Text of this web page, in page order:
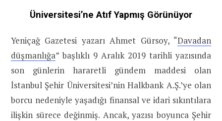
Üniversitesi’ne Atıf Yapmış Görünüyor
Yeniçağ Gazetesi yazarı Ahmet Gürsoy, “Davadan
düşmanlığa” başlıklı 9 Aralık 2019 tarihli yazısında
son günlerin hararetli gündem maddesi olan
İstanbul Şehir Üniversitesi’nin Halkbank A.Ş.’ye olan
borcu nedeniyle yaşadığı finansal ve idari sıkıntılara
ilişkin sürece değinmiş. Ancak, yazısı boyunca Şehir